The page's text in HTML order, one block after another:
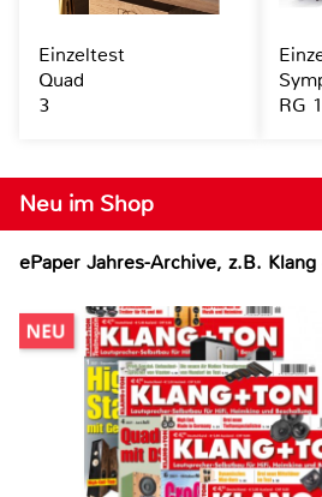
Neu im Shop
ePaper Jahres-Archive, z.B. Klang
Einzeltest
Quad
3
RG